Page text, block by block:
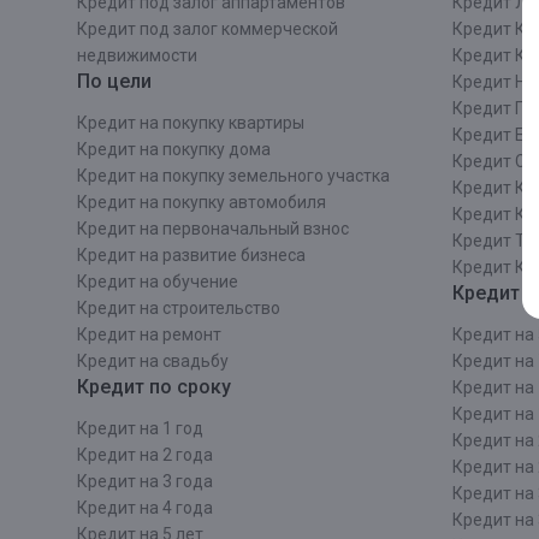
Кредит под залог коммерческой
недвижимости
По цели
Кредит на покупку квартиры
Кредит на покупку дома
Кредит на покупку земельного участка
Кредит на покупку автомобиля
Кредит на первоначальный взнос
Кредит на развитие бизнеса
Кредит на обучение
Кредит на строительcтво
Кредит на ремонт
Кредит на свадьбу
Кредит по сроку
Кредит на 1 год
Кредит на 2 года
Кредит на 3 года
Кредит на 4 года
Кредит на 5 лет
Кредит
Кредит
Кредит
Кредит
Кредит
Кредит
Кредит
Кредит
Кредит
Кредит
Кредит
Кредит на
Кредит на
Кредит на
Кредит на
Кредит на
Кредит на
Кредит на
Кредит на